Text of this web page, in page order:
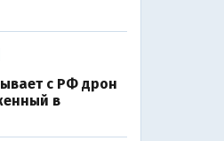
с РФ дрон
в